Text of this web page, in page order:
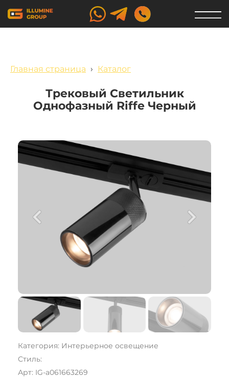
Главная страница › Каталог
Трековый Светильник
Однофазный Riffe Черный
Категория: Интерьерное освещение
Стиль:
Арт: IG-a061663269